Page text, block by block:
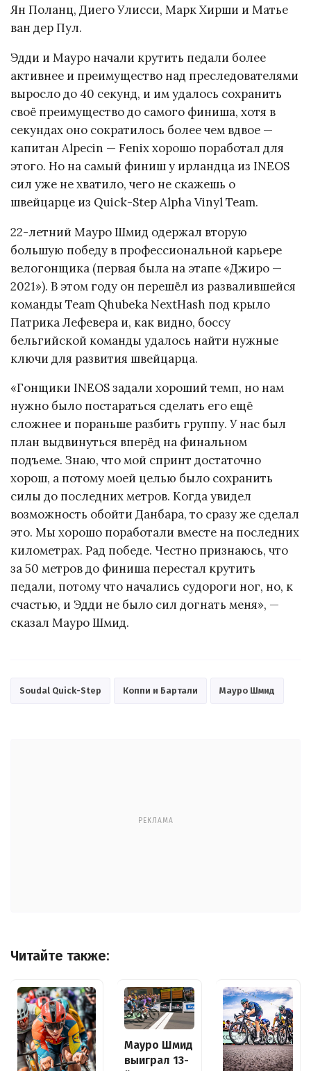
Ян Поланц, Диего Улисси, Марк Хирши и Матье
ван дер Пул.
Эдди и Мауро начали крутить педали более
активнее и преимущество над преследователями
выросло до 40 секунд, и им удалось сохранить
своё преимущество до самого финиша, хотя в
секундах оно сократилось более чем вдвое —
капитан Alpecin — Fenix хорошо поработал для
этого. Но на самый финиш у ирландца из INEOS
сил уже не хватило, чего не скажешь о
швейцарце из Quick-Step Alpha Vinyl Team.
22-летний Мауро Шмид одержал вторую
большую победу в профессиональной карьере
велогонщика (первая была на этапе «Джиро —
2021»). В этом году он перешёл из развалившейся
команды Team Qhubeka NextHash под крыло
Патрика Лефевера и, как видно, боссу
бельгийской команды удалось найти нужные
ключи для развития швейцарца.
«Гонщики INEOS задали хороший темп, но нам
нужно было постараться сделать его ещё
сложнее и пораньше разбить группу. У нас был
план выдвинуться вперёд на финальном
подъеме. Знаю, что мой спринт достаточно
хорош, а потому моей целью было сохранить
силы до последних метров. Когда увидел
возможность обойти Данбара, то сразу же сделал
это. Мы хорошо поработали вместе на последних
километрах. Рад победе. Честно признаюсь, что
за 50 метров до финиша перестал крутить
педали, потому что начались судороги ног, но, к
счастью, и Эдди не было сил догнать меня», —
сказал Мауро Шмид.
Soudal Quick-Step Коппи и Бартали Мауро Шмид
РЕКЛАМА
Читайте также:
Мауро Шмид
выиграл 13-